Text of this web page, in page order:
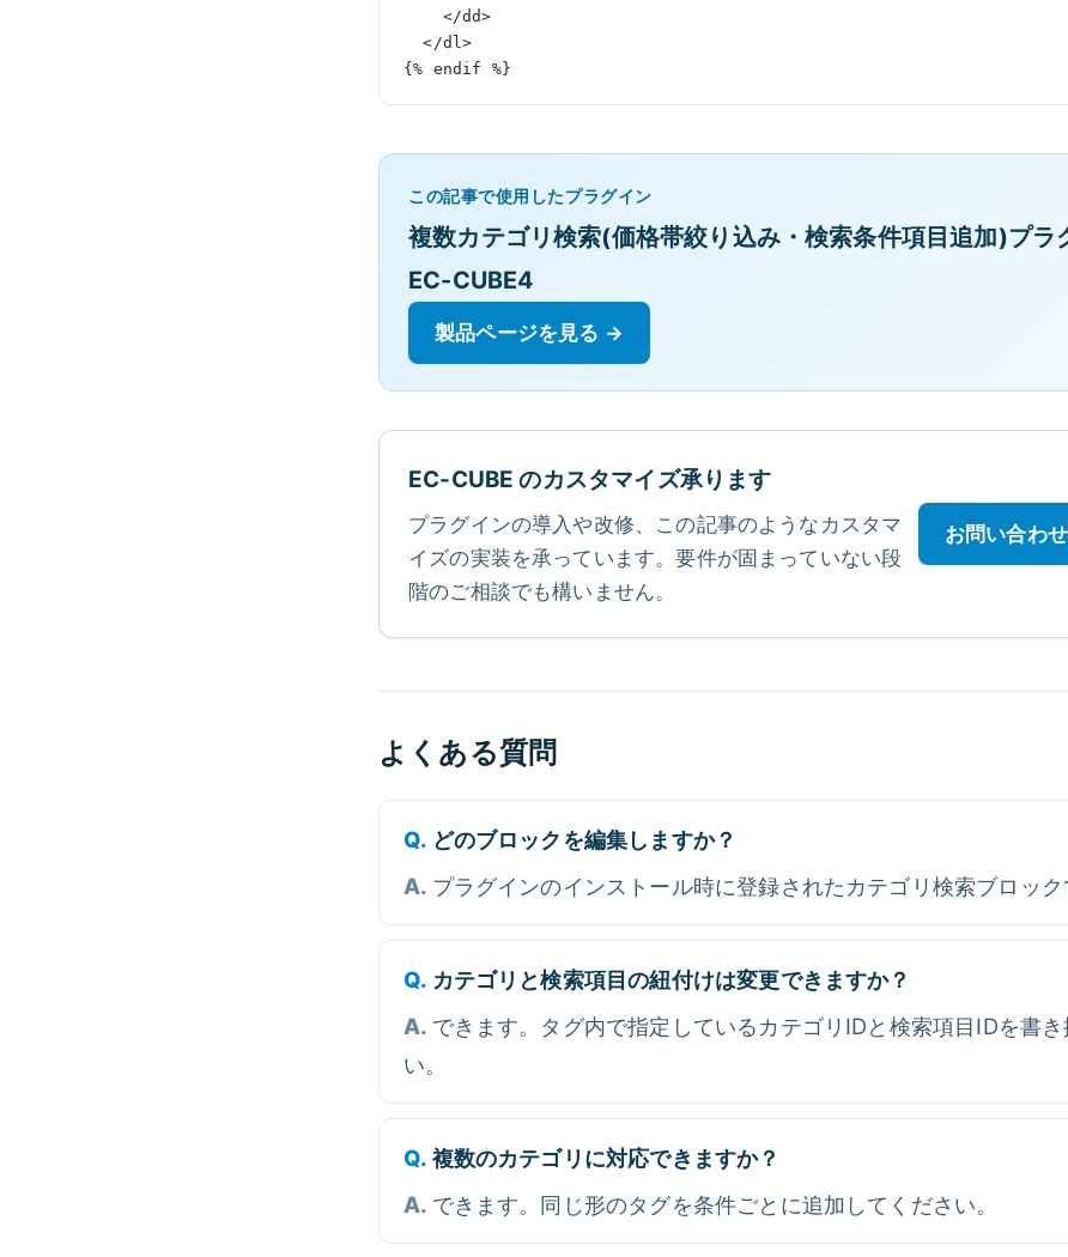
    </dd>
  </dl>
{% endif %}
この記事で使用したプラグイン
複数カテゴリ検索(価格帯絞り込み・検索条件項目追加)プラ
EC-CUBE4
製品ページを見る →
EC-CUBE のカスタマイズ承ります
プラグインの導入や改修、この記事のようなカスタマ
イズの実装を承っています。要件が固まっていない段
階のご相談でも構いません。
お問い合わ
よくある質問
どのブロックを編集しますか？
プラグインのインストール時に登録されたカテゴリ検索ブロック
カテゴリと検索項目の紐付けは変更できますか？
できます。タグ内で指定しているカテゴリIDと検索項目IDを書き
い。
複数のカテゴリに対応できますか？
できます。同じ形のタグを条件ごとに追加してください。